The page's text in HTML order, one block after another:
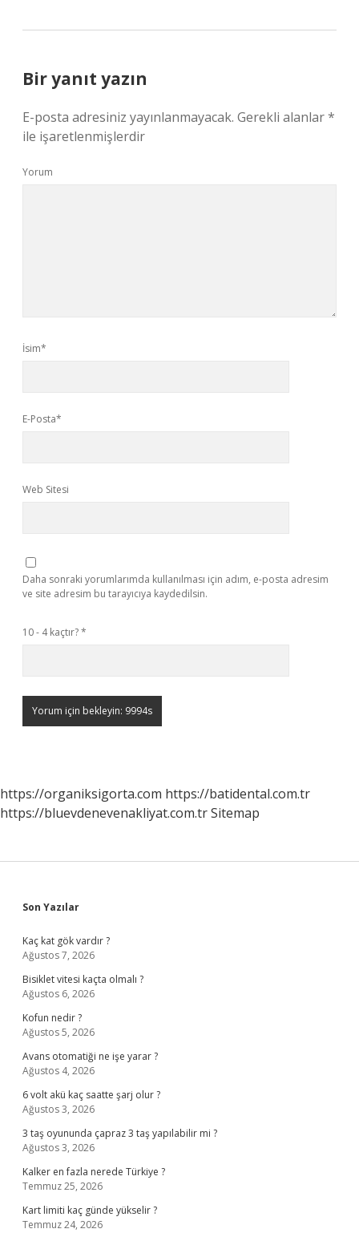
Bir yanıt yazın
E-posta adresiniz yayınlanmayacak. Gerekli alanlar*
ile işaretlenmişlerdir
Yorum
İsim*
E-Posta*
Web Sitesi
Daha sonraki yorumlarımda kullanılması için adım, e-posta adresim
ve site adresim bu tarayıcıya kaydedilsin.
10 - 4 kaçtır?*
https://organiksigorta.com https://batidental.com.tr
https://bluevdenevenakliyat.com.trSitemap
Sidebar
Son Yazılar
Kaç kat gök vardır ?
Ağustos 7, 2026
Bisiklet vitesi kaçta olmalı ?
Ağustos 6, 2026
Kofun nedir ?
Ağustos 5, 2026
Avans otomatiği ne işe yarar ?
Ağustos 4, 2026
6 volt akü kaç saatte şarj olur ?
Ağustos 3, 2026
3 taş oyununda çapraz 3 taş yapılabilir mi ?
Ağustos 3, 2026
Kalker en fazla nerede Türkiye ?
Temmuz 25, 2026
Kart limiti kaç günde yükselir ?
Temmuz 24, 2026